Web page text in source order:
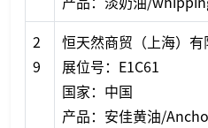
2
9
恒天然商贸（上海）有
展位号：E1C61
国家：中国
产品：安佳黄油/